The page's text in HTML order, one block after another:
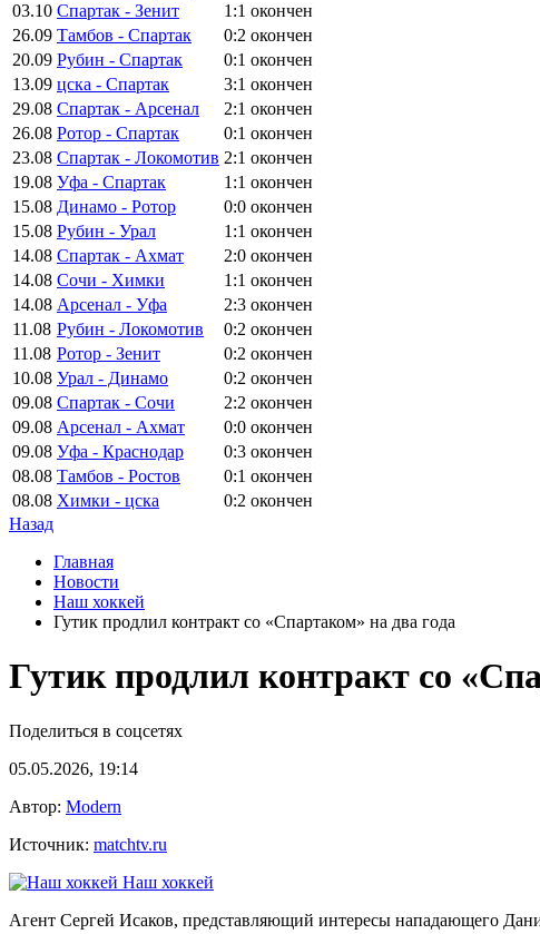
03.10 Спартак - Зенит 1:1 окончен
26.09 Тамбов - Спартак 0:2 окончен
20.09 Рубин - Спартак 0:1 окончен
13.09 цска - Спартак 3:1 окончен
29.08 Спартак - Арсенал 2:1 окончен
26.08 Ротор - Спартак 0:1 окончен
23.08 Спартак - Локомотив 2:1 окончен
19.08 Уфа - Спартак 1:1 окончен
15.08 Динамо - Ротор 0:0 окончен
15.08 Рубин - Урал 1:1 окончен
14.08 Спартак - Ахмат 2:0 окончен
14.08 Сочи - Химки 1:1 окончен
14.08 Арсенал - Уфа 2:3 окончен
11.08 Рубин - Локомотив 0:2 окончен
11.08 Ротор - Зенит 0:2 окончен
10.08 Урал - Динамо 0:2 окончен
09.08 Спартак - Сочи 2:2 окончен
09.08 Арсенал - Ахмат 0:0 окончен
09.08 Уфа - Краснодар 0:3 окончен
08.08 Тамбов - Ростов 0:1 окончен
08.08 Химки - цска 0:2 окончен
Назад
Главная
Новости
Наш хоккей
Гутик продлил контракт со «Спартаком» на два года
Гутик продлил контракт со
Поделиться в соцсетях
05.05.2026, 19:14
Автор: Modern
Источник: matchtv.ru
Наш хоккей
Агент Сергей Исаков, представляющий интересы нападающего